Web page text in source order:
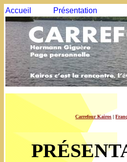
Accueil Présentation
Carrefour Kairos |